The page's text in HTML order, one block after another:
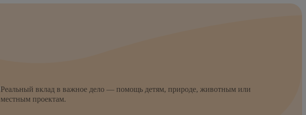
Реальный вклад в важное дело — помощь детям, природе, животным или
местным проектам.